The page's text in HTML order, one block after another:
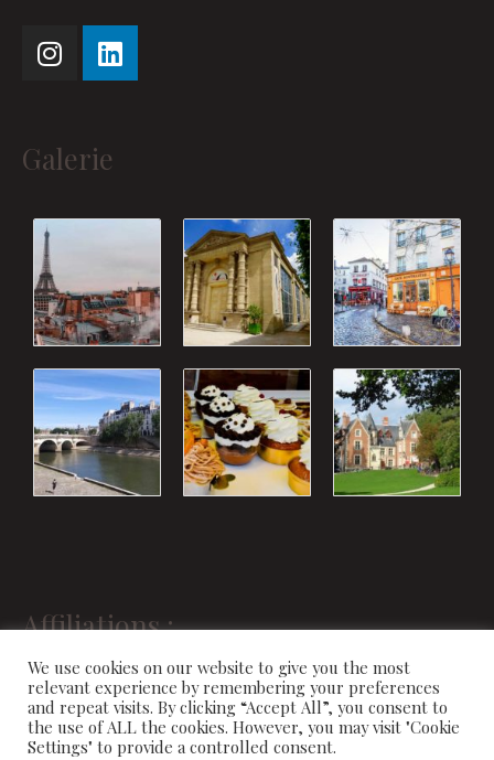
Galerie
Affiliations :
We use cookies on our website to give you the most
relevant experience by remembering your preferences
and repeat visits. By clicking “Accept All”, you consent to
the use of ALL the cookies. However, you may visit "Cookie
Settings" to provide a controlled consent.